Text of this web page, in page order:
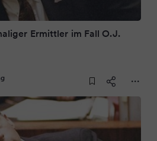
Ermittler im Fall O.J.